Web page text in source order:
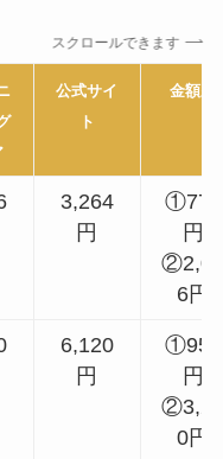
スクロールできます
公式サイ
ト
金額差
3,264
円
①774
円
6円
6,120
円
①950
円
0円